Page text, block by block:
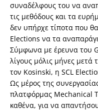
συναδέλφους του να
τις μεθόδους και τα
δεν υπήρχε τίποτα που
Elections να τα
Σύμφωνα με έρευνα του
λίγους μόλις μήνες
τον Kosinski, η SCL
Ως μέρος της
πλατφόρμας Mechanical
καθένα, για να